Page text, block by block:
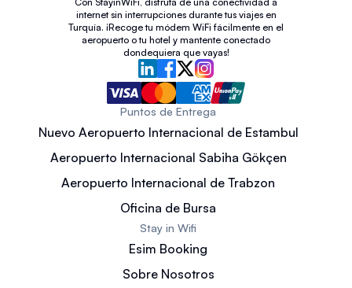
internet sin interrupciones durante tus viajes en
Turquía. ¡Recoge tu módem WiFi fácilmente en el
aeropuerto o tu hotel y mantente conectado
dondequiera que vayas!
Puntos de Entrega
Nuevo Aeropuerto Internacional de Estambul
Aeropuerto Internacional Sabiha Gökçen
Aeropuerto Internacional de Trabzon
Oficina de Bursa
Stay in Wifi
Esim Booking
Sobre Nosotros